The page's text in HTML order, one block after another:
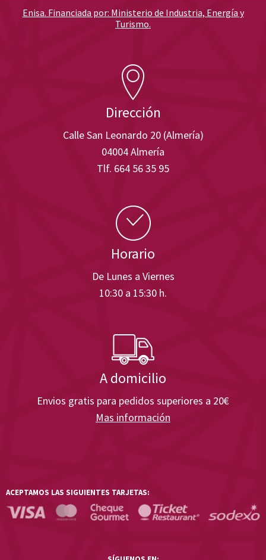
Dirección
Calle San Leonardo 20 (Almería)
04004 Almería
Tlf. 664 56 35 95
Horario
De Lunes a Viernes
10:30 a 15:30 h.
A domicilio
Envios gratis para pedidos superiores a 20€
Mas información
Enisa. Financiada por: Ministerio de Industria, Energía y
Turismo.
ACEPTAMOS LAS SIGUIENTES TARJETAS: